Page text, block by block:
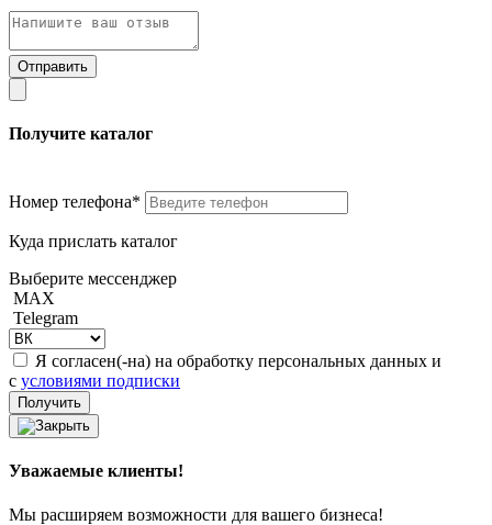
Получите каталог
Номер телефона*
Куда прислать каталог
Выберите мессенджер
MAX
Telegram
Я согласен(-на) на обработку персональных данных и
с условиями подписки
Уважаемые клиенты!
Мы расширяем возможности для вашего бизнеса!